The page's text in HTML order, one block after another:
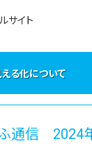
サイト
える化について
ふ通信 2024